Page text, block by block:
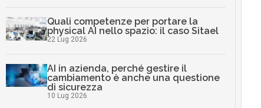
Quali competenze per portare la
physical AI nello spazio: il caso Sitael
22 Lug 2026
AI in azienda, perché gestire il
cambiamento è anche una questione
di sicurezza
10 Lug 2026